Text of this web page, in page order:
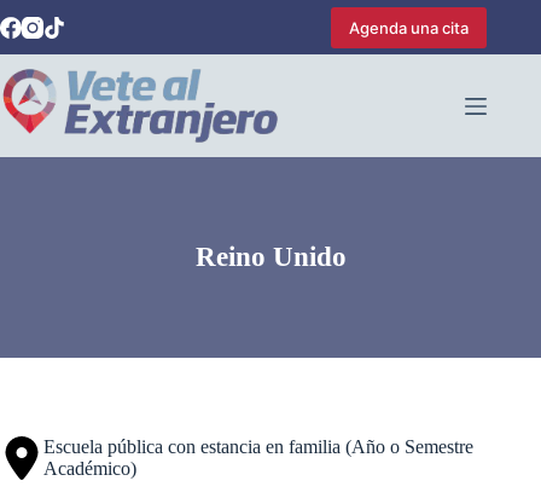
al
contenido
Agenda una cita
Reino Unido
Escuela pública con estancia en familia (Año o Semestre
Académico)